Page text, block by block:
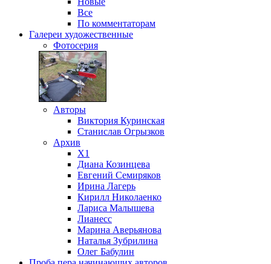
Все
По комментаторам
Галереи художественные
Фотосерия
Авторы
Виктория Куринская
Станислав Огрызков
Архив
X1
Диана Козинцева
Евгений Семиряков
Ирина Лагерь
Кирилл Николаенко
Лариса Малышева
Лианесс
Марина Аверьянова
Наталья Зубрилина
Олег Бабулин